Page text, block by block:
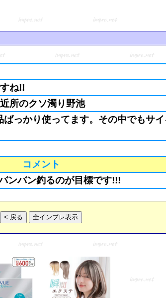
ね!!
所のクソ濁り野池
っかり使ってます。その中でもサ
コメント
ンバン釣るのが目標です!!!